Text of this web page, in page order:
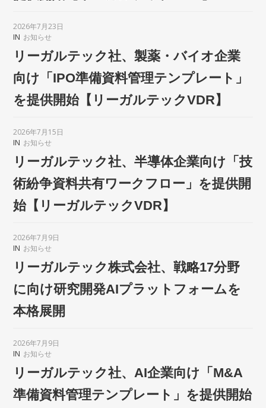
2026年7月23日
IN お知らせ
リーガルテック社、製薬・バイオ企業
向け「IPO準備資料管理テンプレート」
を提供開始【リーガルテックVDR】
2026年7月15日
IN お知らせ
リーガルテック社、半導体企業向け「技
術紛争資料共有ワークフロー」を提供開
始【リーガルテックVDR】
2026年7月9日
IN お知らせ
リーガルテック株式会社、戦略17分野
に向け研究開発AIプラットフォームを
本格展開
2026年7月9日
IN お知らせ
リーガルテック社、AI企業向け「M&A
準備資料管理テンプレート」を提供開始